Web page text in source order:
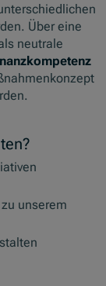
Über eine
neutrale
unserem